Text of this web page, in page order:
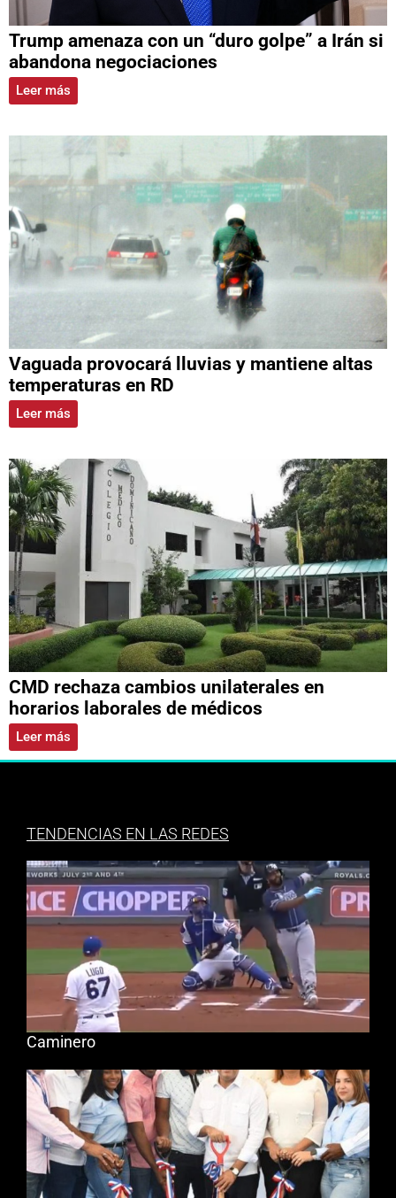
Trump amenaza con un “duro golpe” a Irán si
abandona negociaciones
Leer más
Vaguada provocará lluvias y mantiene altas
temperaturas en RD
Leer más
CMD rechaza cambios unilaterales en
horarios laborales de médicos
Leer más
TENDENCIAS EN LAS REDES
Caminero